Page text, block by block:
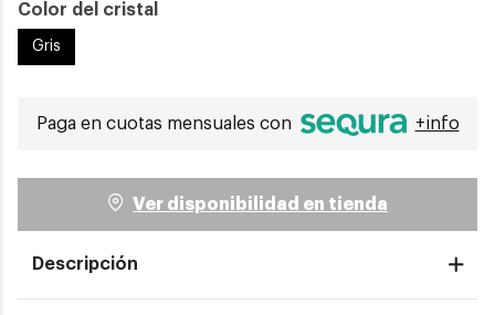
Color del cristal
Gris
Paga en cuotas mensuales con +info
Ver disponibilidad en tienda
Descripción